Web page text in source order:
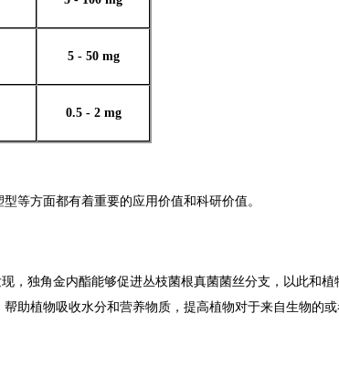
5 - 50 mg
0.5 - 2 mg
等方面都有着重要的应用价值和科研价值。
，独角金内酯能够促进丛枝菌根真菌菌丝分支，以此和
助植物吸收水分和营养物质，提高植物对于来自生物的或